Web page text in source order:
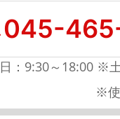
045-
：9:30～18:00 ※
※使